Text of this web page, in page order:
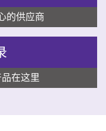
的供应商
在这里